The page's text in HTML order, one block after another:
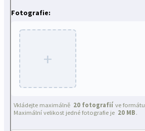
Fotografie:
+
Vkládejte maximálně 20 fotografií ve formátu
Maximální velikost jedné fotografie je 20 MB .